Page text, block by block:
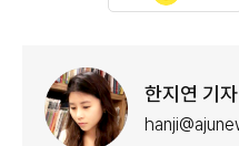
한지연 기자